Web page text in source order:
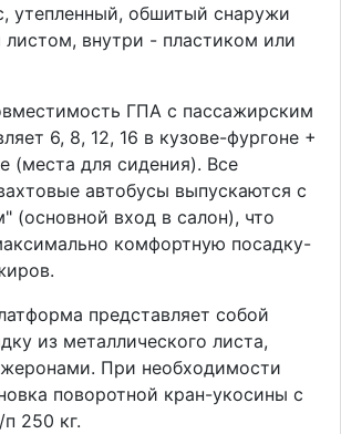
утепленный, обшитый снаружи
листом, внутри - пластиком или
ГПА с пассажирским
6, 8, 12, 16 в кузове-фургоне +
(места для сидения). Все
автобусы выпускаются с
(основной вход в салон), что
комфортную посадку-
представляет собой
из металлического листа,
При необходимости
поворотной кран-укосины с
250 кг.